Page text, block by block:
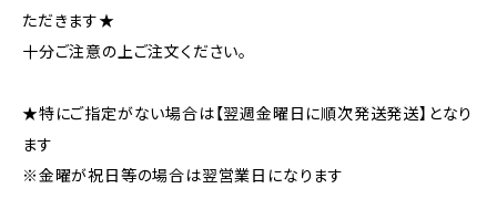
ただきます★
十分ご注意の上ご注文ください。
★特にご指定がない場合は【翌週金曜日に順次発送発送】となり
ます
※金曜が祝日等の場合は翌営業日になります